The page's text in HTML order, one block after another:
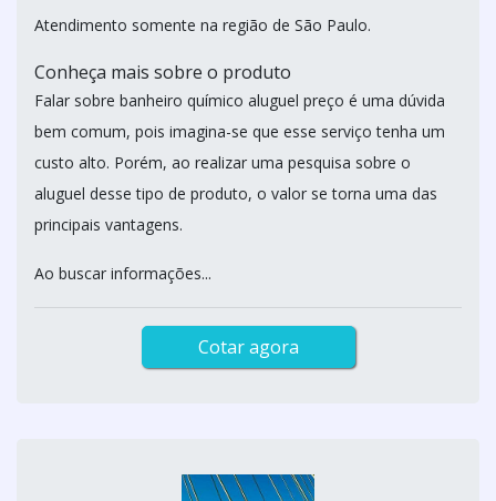
Atendimento somente na região de São Paulo.
Conheça mais sobre o produto
Falar sobre banheiro químico aluguel preço é uma dúvida
bem comum, pois imagina-se que esse serviço tenha um
custo alto. Porém, ao realizar uma pesquisa sobre o
aluguel desse tipo de produto, o valor se torna uma das
principais vantagens.
Ao buscar informações...
Cotar agora